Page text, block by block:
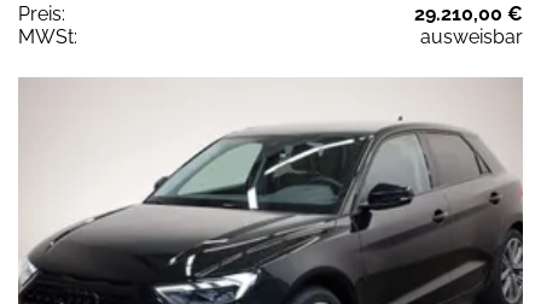
Preis:
29.210,00 €
MWSt:
ausweisbar